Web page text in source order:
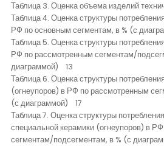
Таблица 3. Оценка объема изделий
Таблица 4. Оценка структуры
РФ по основным сегментам, в % (с
Таблица 5. Оценка структуры
РФ по рассмотренным сегментам/
диаграммой) 13
Таблица 6. Оценка структуры
(огнеупоров) в РФ по рассмотренным
(с диаграммой) 17
Таблица 7. Оценка структуры
специальной керамики (огнеупоров) в
сегментам/подсегментам, в % (с